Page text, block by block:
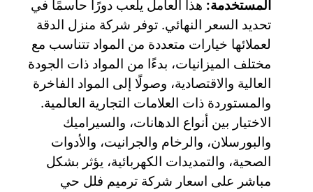
المستخدمة: هذا العامل يلعب دورًا حاسمًا في
تحديد السعر النهائي. توفر شركة منزل الدقة
لعملائها خيارات متعددة من المواد تتناسب مع
مختلف الميزانيات، بدءًا من المواد ذات الجودة
العالية والاقتصادية، وصولًا إلى المواد الفاخرة
والمستوردة ذات العلامات التجارية العالمية.
الاختيار بين أنواع الدهانات، والسيراميك
والبورسلان، والرخام والجرانيت، والأدوات
الصحية، والتمديدات الكهربائية، يؤثر بشكل
مباشر على اسعار شركة ترميم فلل حي